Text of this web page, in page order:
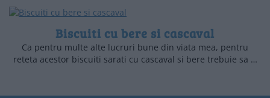
Biscuiti cu bere si cascaval
Ca pentru multe alte lucruri bune din viata mea, pentru
reteta acestor biscuiti sarati cu cascaval si bere trebuie sa …